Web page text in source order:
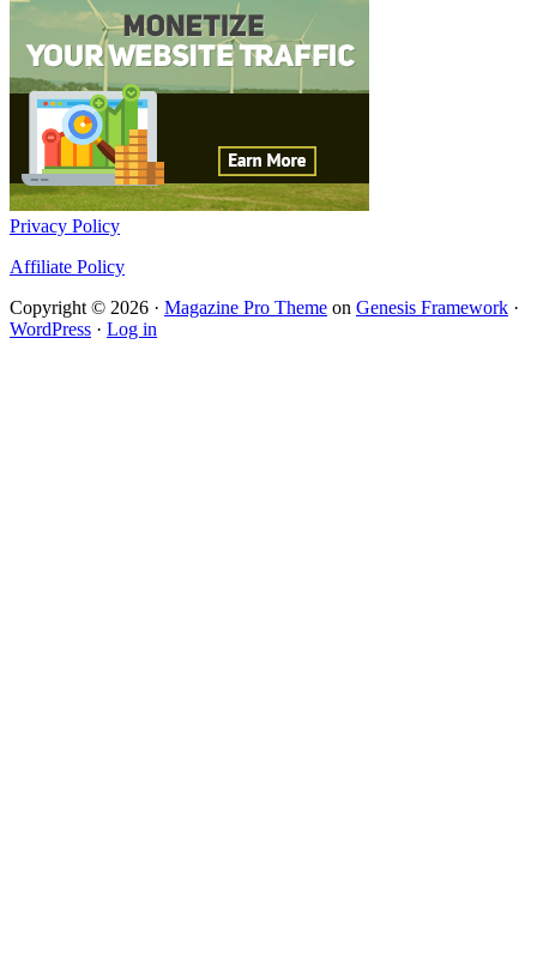
Privacy Policy
Affiliate Policy
Copyright © 2026 · Magazine Pro Theme on Genesis Framework ·
WordPress · Log in